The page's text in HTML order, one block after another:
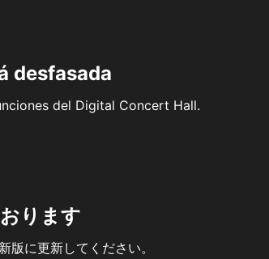
desfasada
del Digital Concert Hall.
ります
に更新してください。